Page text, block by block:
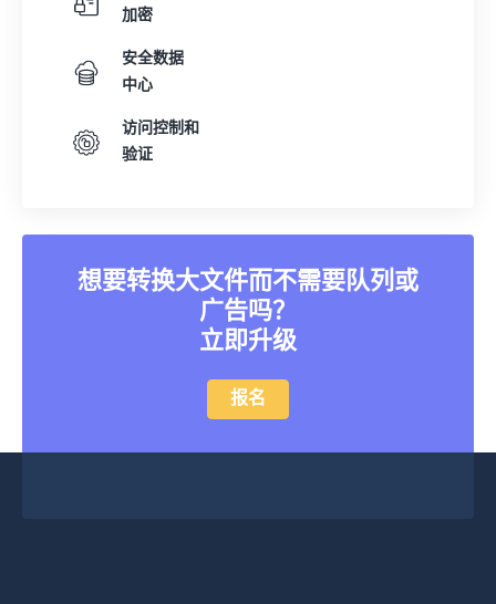
加密
安全数据
中心
访问控制和
验证
想要转换大文件而不需要队列或
广告吗？
立即升级
报名